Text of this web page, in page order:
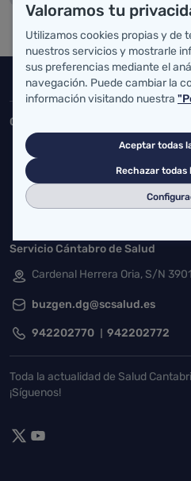
Inicio del pie
Salud Cantabria
Consejería de Salud
Federico Vial 13, 39009
942208130 942395562
Servicio Cántabro de Salud
Cardenal Herrera Oria, S/N
buzgen.dg@scsalud.es
942202770 942202772
Toda la actualidad de Salud
¡Síguenos!
Valoramos tu
Utilizamos cookies propias y de
nuestros servicios y mostrarle
sus preferencias mediante el
navegación. Puede cambiar la
información visitando nuestra
Aceptar todas
Rechazar todas